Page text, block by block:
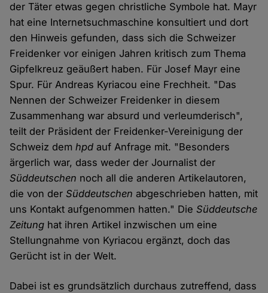
der Täter etwas gegen christliche Symbole hat. Mayr
hat eine Internetsuchmaschine konsultiert und dort
den Hinweis gefunden, dass sich die Schweizer
Freidenker vor einigen Jahren kritisch zum Thema
Gipfelkreuz geäußert haben. Für Josef Mayr eine
Spur. Für Andreas Kyriacou eine Frechheit. "Das
Nennen der Schweizer Freidenker in diesem
Zusammenhang war absurd und verleumderisch",
teilt der Präsident der Freidenker-Vereinigung der
Schweiz demhpd auf Anfrage mit. "Besonders
ärgerlich war, dass weder der Journalist der
Süddeutschen noch all die anderen Artikelautoren,
die von derSüddeutschen abgeschrieben hatten, mit
uns Kontakt aufgenommen hatten." DieSüddeutsche
Zeitung hat ihren Artikel inzwischen um eine
Stellungnahme von Kyriacou ergänzt, doch das
Gerücht ist in der Welt.
Dabei ist es grundsätzlich durchaus zutreffend, dass